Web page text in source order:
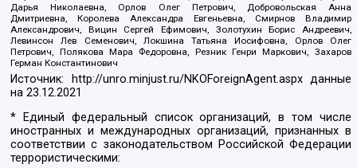
Дарья Николаевна, Орлов Олег Петрович, Добровольская Анна
Дмитриевна, Королева Александра Евгеньевна, Смирнов Владимир
Александрович, Вицин Сергей Ефимович, Золотухин Борис Андреевич,
Левинсон Лев Семенович, Локшина Татьяна Иосифовна, Орлов Олег
Петрович, Полякова Мара Федоровна, Резник Генри Маркович, Захаров
Герман Константинович
Источник: http://unro.minjust.ru/NKOForeignAgent.aspxданные
на23.12.2021
* Единый федеральный список организаций, в том числе
иностранных и международных организаций, признанных в
соответствии с законодательством Российской Федерации
террористическими: